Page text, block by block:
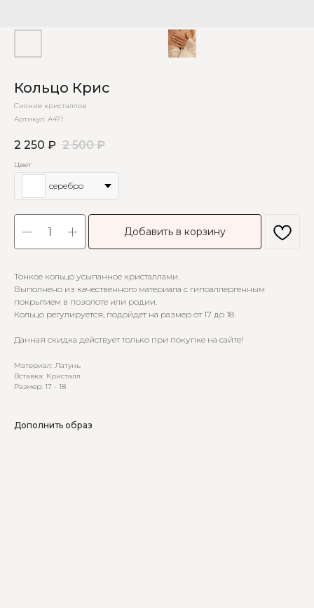
Кольцо Крис
Сияние кристаллов
Артикул: А471
2 250 ₽ 2 500 ₽
Цвет
серебро
Добавить в корзину
Тонкое кольцо усыпанное кристаллами.
Выполнено из качественного материала с гипоаллергенным
покрытием в позолоте или родии.
Кольцо регулируется, подойдет на размер от 17 до 18.
Данная скидка действует только при покупке на сайте!
Материал: Латунь
Вставка: Кристалл
Размер: 17 - 18
Дополнить образ